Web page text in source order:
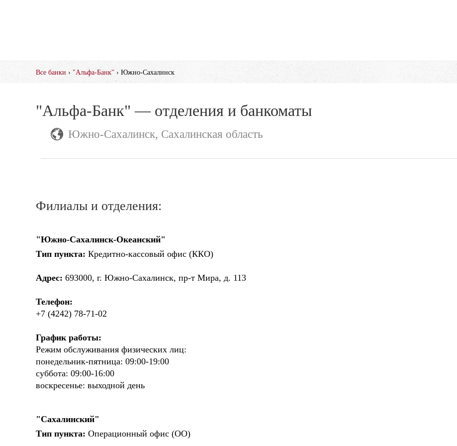
Все банки › "Альфа-Банк" › Южно-Сахалинск
"Альфа-Банк" — отделения и банкоматы
Южно-Сахалинск, Сахалинская область
Филиалы и отделения:
"Южно-Сахалинск-Океанский"
Тип пункта: Кредитно-кассовый офис (ККО)
Адрес: 693000, г. Южно-Сахалинск, пр-т Мира, д. 113
Телефон:
+7 (4242) 78-71-02
График работы:
Режим обслуживания физических лиц:
понедельник-пятница: 09:00-19:00
суббота: 09:00-16:00
воскресенье: выходной день
"Сахалинский"
Тип пункта: Операционный офис (ОО)